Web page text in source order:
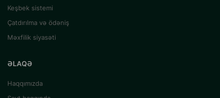
Keşbek sistemi
Çatdırılma və ödəniş
Məxfilik siyasəti
ƏLAQƏ
Haqqımızda